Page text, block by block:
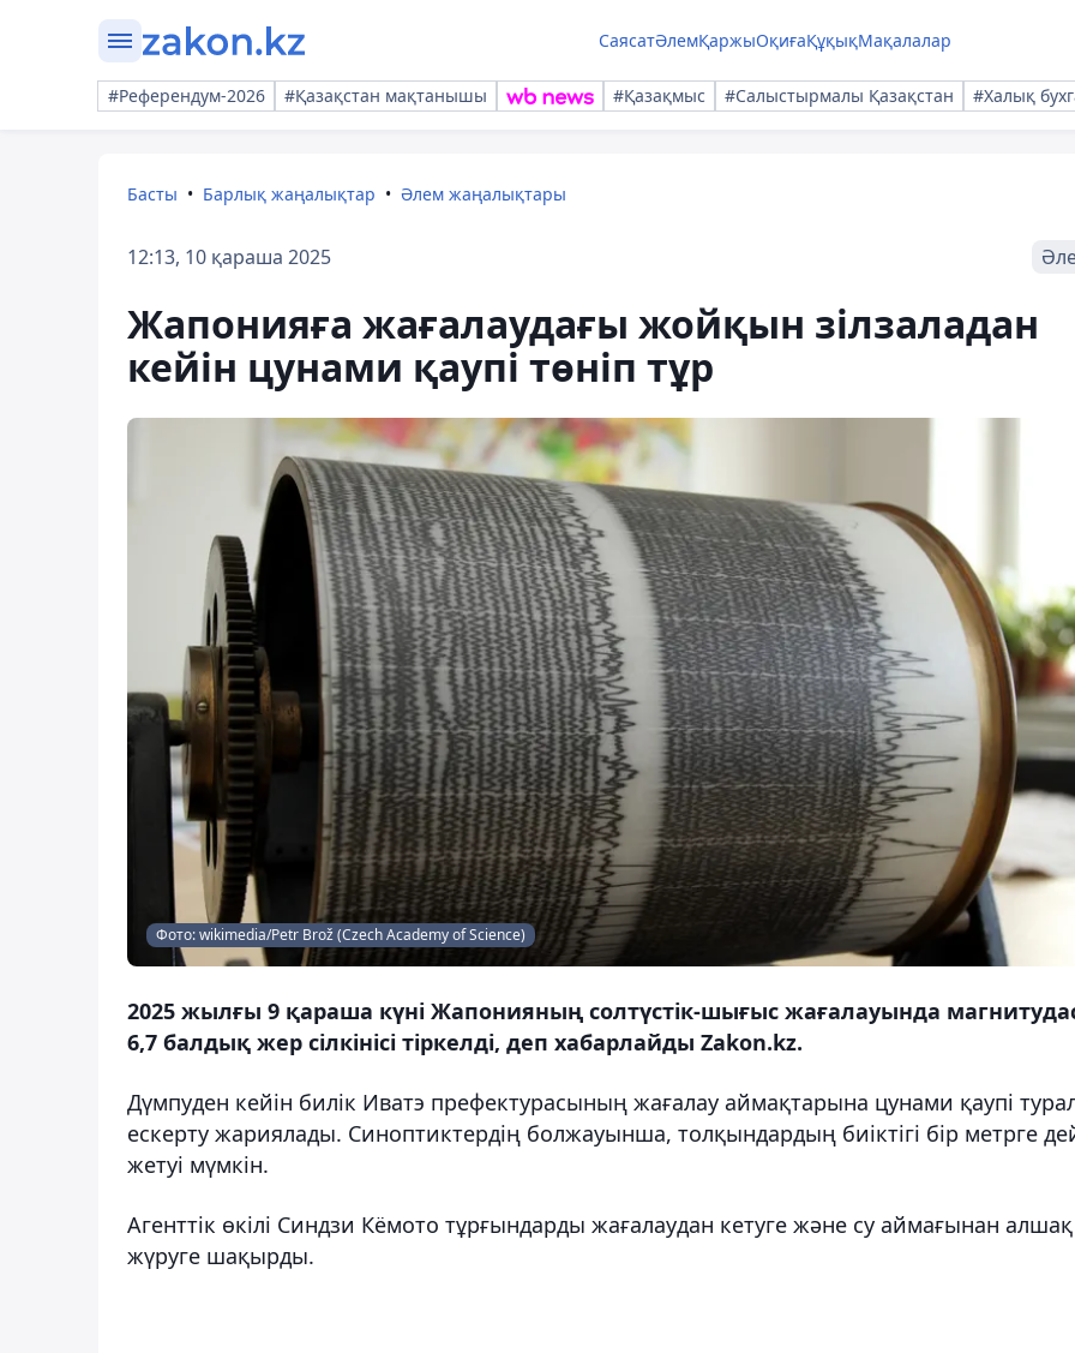
СаясатӘлемҚаржыОқиғаҚұқықМақалалар
#Референдум-2026 #Қазақстан мақтанышы #Қазақмыс #Салыстырмалы Қазақстан #Халық
Басты Барлық жаңалықтар Әлем жаңалықтары
12:13, 10 қараша 2025
Жапонияға жағалаудағы жойқын зілзаладан
кейін цунами қаупі төніп тұр
Фото: wikimedia/Petr Brož (Czech Academy of Science)
2025 жылғы 9 қараша күні Жапонияның солтүстік-шығыс жағалауында
6,7 балдық жер сілкінісі тіркелді, деп хабарлайды Zakon.kz.
Дүмпуден кейін билік Иватэ префектурасының жағалау аймақтарына цунами қаупі
ескерту жариялады. Синоптиктердің болжауынша, толқындардың биіктігі бір метрге
жетуі мүмкін.
Агенттік өкілі Синдзи Кёмото тұрғындарды жағалаудан кетуге және су аймағынан алшақ
жүруге шақырды.